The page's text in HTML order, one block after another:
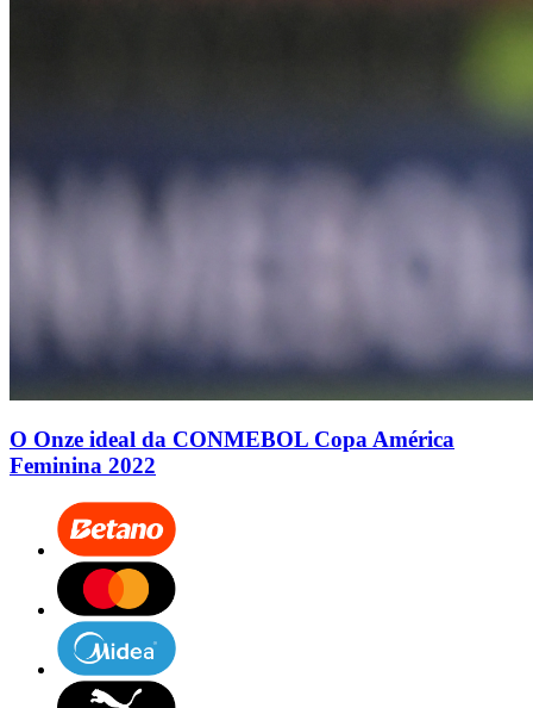
O Onze ideal da CONMEBOL Copa América
Feminina 2022